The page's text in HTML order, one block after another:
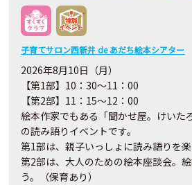
子育てサロン西新井 de あだち絵本シアター
2026年8月10日（月）
【第1部】10：30～11：00
【第2部】11：15～12：00
絵本作家でもある「聞かせ屋。けいた
の読み語りイベントです。
第1部は、親子いっしょに読み語りを楽
第2部は、大人のための絵本座談会。
う。（保育あり）